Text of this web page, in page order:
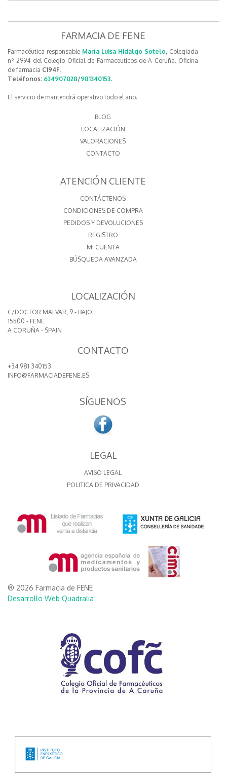
FARMACIA DE FENE
Farmacéutica responsable María Luisa Hidalgo Sotelo, Colegiada
nº 2994 del Colegio Oficial de Farmaceuticos de A Coruña. Oficina
de farmacia C194F.
Teléfonos: 634907028/981340153.
El servicio de mantendrá operativo todo el año.
BLOG
LOCALIZACIÓN
VALORACIONES
CONTACTO
ATENCIÓN CLIENTE
CONTÁCTENOS
CONDICIONES DE COMPRA
PEDIDOS Y DEVOLUCIONES
REGISTRO
MI CUENTA
BÚSQUEDA AVANZADA
LOCALIZACIÓN
C/DOCTOR MALVAR, 9 - BAJO
15500 - FENE
A CORUÑA - SPAIN
CONTACTO
+34 981 340153
INFO@FARMACIADEFENE.ES
SÍGUENOS
LEGAL
AVISO LEGAL
POLITICA DE PRIVACIDAD
® 2026 Farmacia de FENE
Desarrollo Web Quadralia